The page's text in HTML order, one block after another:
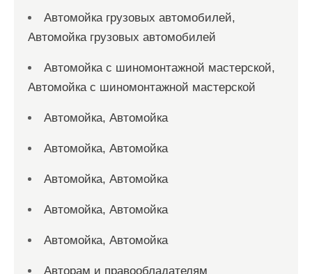
Автомойка грузовых автомобилей,
Автомойка грузовых автомобилей
Автомойка с шиномонтажной мастерской,
Автомойка с шиномонтажной мастерской
Автомойка, Автомойка
Автомойка, Автомойка
Автомойка, Автомойка
Автомойка, Автомойка
Автомойка, Автомойка
Авторам и правообладателям